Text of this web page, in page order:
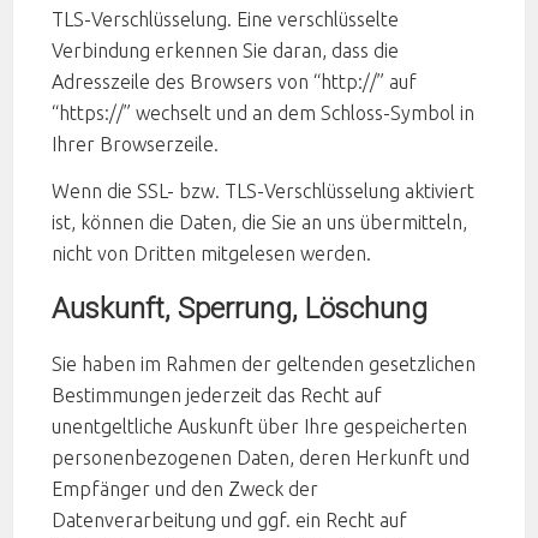
TLS-Verschlüsselung. Eine verschlüsselte
Verbindung erkennen Sie daran, dass die
Adresszeile des Browsers von “http://” auf
“https://” wechselt und an dem Schloss-Symbol in
Ihrer Browserzeile.
Wenn die SSL- bzw. TLS-Verschlüsselung aktiviert
ist, können die Daten, die Sie an uns übermitteln,
nicht von Dritten mitgelesen werden.
Auskunft, Sperrung, Löschung
Sie haben im Rahmen der geltenden gesetzlichen
Bestimmungen jederzeit das Recht auf
unentgeltliche Auskunft über Ihre gespeicherten
personenbezogenen Daten, deren Herkunft und
Empfänger und den Zweck der
Datenverarbeitung und ggf. ein Recht auf